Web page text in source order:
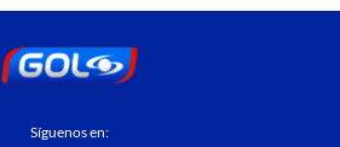
Síguenos en: